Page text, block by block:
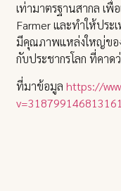
เท่ามาตรฐานสากล เพื่
Farmer และทำให้ประ
มีคุณภาพแหล่งใหญ่ของ
กับประชากรโลก ที่คา
ที่มาข้อมูลhttps://